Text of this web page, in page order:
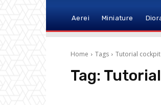
Aerei Miniature
Home Tags Tutorial
Tag: